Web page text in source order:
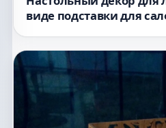
виде подставки для